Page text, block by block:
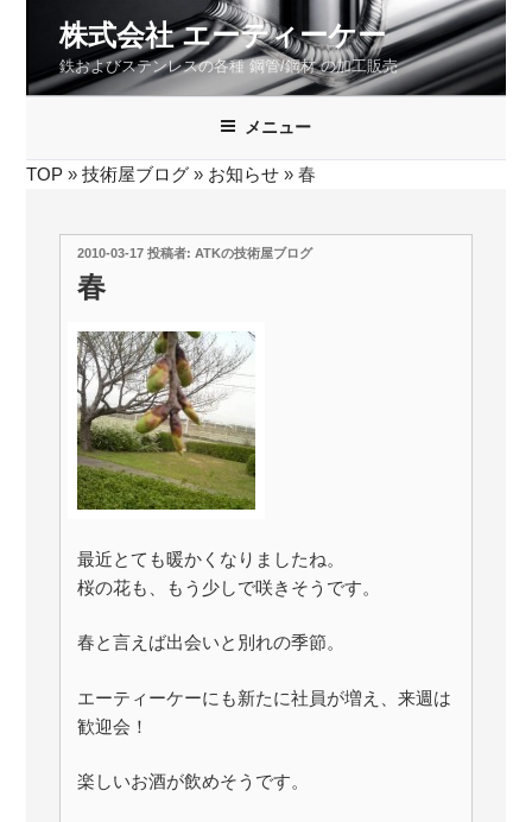
ン
ス
株式会社 エーティーケー
鉄およびステンレスの各種 鋼管/鋼材 の加工販売
メニュー
TOP » 技術屋ブログ » お知らせ » 春
投
稿
日:
2010-03-17投稿者: ATKの技術屋ブログ
春
最近とても暖かくなりましたね。
桜の花も、もう少しで咲きそうです。
春と言えば出会いと別れの季節。
エーティーケーにも新たに社員が増え、来週は
歓迎会！
楽しいお酒が飲めそうです。